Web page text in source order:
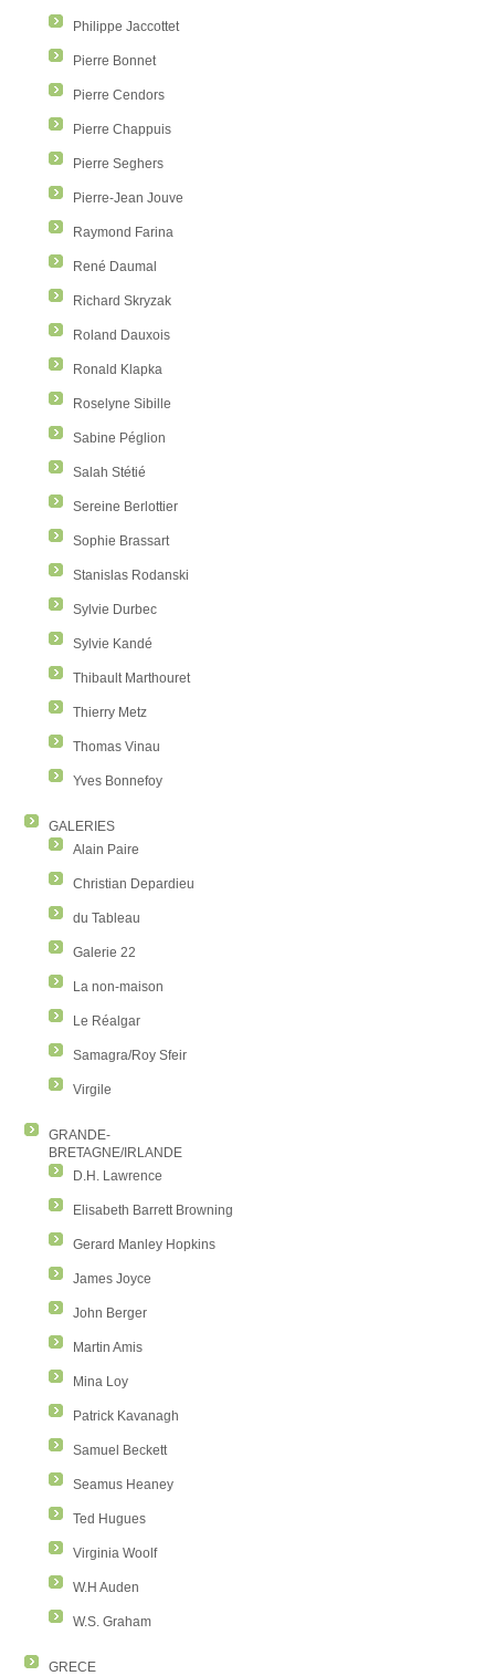
Philippe Jaccottet
Pierre Bonnet
Pierre Cendors
Pierre Chappuis
Pierre Seghers
Pierre-Jean Jouve
Raymond Farina
René Daumal
Richard Skryzak
Roland Dauxois
Ronald Klapka
Roselyne Sibille
Sabine Péglion
Salah Stétié
Sereine Berlottier
Sophie Brassart
Stanislas Rodanski
Sylvie Durbec
Sylvie Kandé
Thibault Marthouret
Thierry Metz
Thomas Vinau
Yves Bonnefoy
GALERIES
Alain Paire
Christian Depardieu
du Tableau
Galerie 22
La non-maison
Le Réalgar
Samagra/Roy Sfeir
Virgile
GRANDE-
BRETAGNE/IRLANDE
D.H. Lawrence
Elisabeth Barrett Browning
Gerard Manley Hopkins
James Joyce
John Berger
Martin Amis
Mina Loy
Patrick Kavanagh
Samuel Beckett
Seamus Heaney
Ted Hugues
Virginia Woolf
W.H Auden
W.S. Graham
GRECE